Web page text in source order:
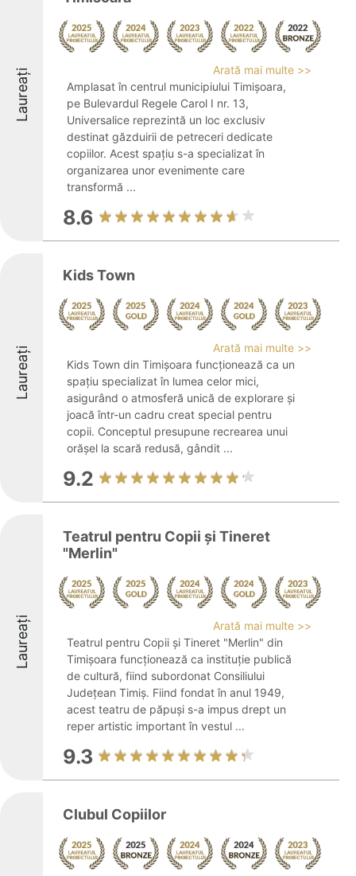
Laureați
Arată mai multe >>
Amplasat în centrul municipiului Timișoara,
pe Bulevardul Regele Carol I nr. 13,
Universalice reprezintă un loc exclusiv
destinat găzduirii de petreceri dedicate
copiilor. Acest spațiu s-a specializat în
organizarea unor evenimente care
transformă ...
8.6
Laureați
Kids Town
Arată mai multe >>
Kids Town din Timișoara funcționează ca un
spațiu specializat în lumea celor mici,
asigurând o atmosferă unică de explorare și
joacă într-un cadru creat special pentru
copii. Conceptul presupune recrearea unui
orășel la scară redusă, gândit ...
9.2
Laureați
Teatrul pentru Copii și Tineret
"Merlin"
Arată mai multe >>
Teatrul pentru Copii și Tineret "Merlin" din
Timișoara funcționează ca instituție publică
de cultură, fiind subordonat Consiliului
Județean Timiș. Fiind fondat în anul 1949,
acest teatru de păpuși s-a impus drept un
reper artistic important în vestul ...
9.3
Clubul Copiilor